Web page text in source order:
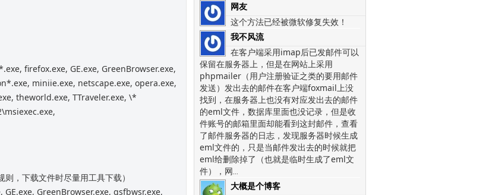
firefox.exe, GE.exe, GreenBrowser.exe,
miniie.exe, netscape.exe, opera.exe,
theworld.exe, TTraveler.exe, \*
，下载文件时尽量用工具下载）
GreenBrowser.exe, gsfbwsr.exe,
网友
这个方法已经被微软修复失效！
我不风流
在客户端采用imap后已发邮件可以
保留在服务器上，但是在网站上采用
phpmailer（用户注册验证之类的要用邮件
发送）发出去的邮件在客户端foxmail上没
找到，在服务器上也没有对应发出去的邮件
的eml文件，数据库里面也没记录，但是收
件账号的邮箱里面却能看到这封邮件，查看
了邮件服务器的日志，发现服务器时候生成
eml文件的，只是当邮件发出去的时候就把
eml给删除掉了（也就是临时生成了eml文
件），网...
大概是个博客